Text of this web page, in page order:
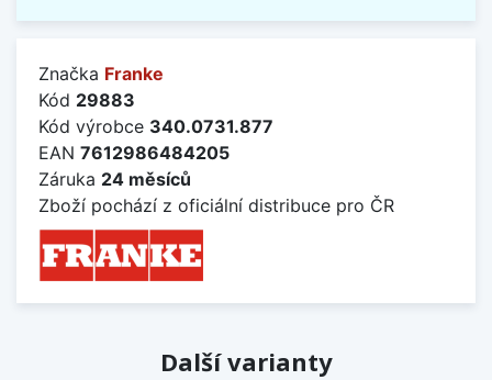
Značka Franke
Kód 29883
Kód výrobce 340.0731.877
EAN 7612986484205
Záruka 24 měsíců
Zboží pochází z oficiální distribuce pro ČR
Další varianty